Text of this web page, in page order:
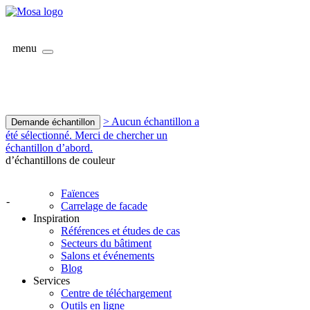
menu
Demande échantillon
> Aucun échantillon a
été sélectionné. Merci de chercher un
échantillon d’abord.
d’échantillons de couleur
-
Faïences
Carrelage de facade
Inspiration
Références et études de cas
Secteurs du bâtiment
Salons et événements
Blog
Services
Centre de téléchargement
Outils en ligne